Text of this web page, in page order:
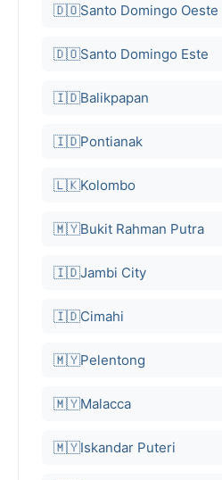
🇩🇴Santo Domingo Oeste
🇩🇴Santo Domingo Este
🇮🇩Balikpapan
🇮🇩Pontianak
🇱🇰Kolombo
🇲🇾Bukit Rahman Putra
🇮🇩Jambi City
🇮🇩Cimahi
🇲🇾Pelentong
🇲🇾Malacca
🇲🇾Iskandar Puteri